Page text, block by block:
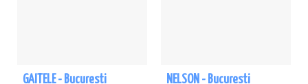
GAITELE - Bucuresti NELSON - Bucuresti